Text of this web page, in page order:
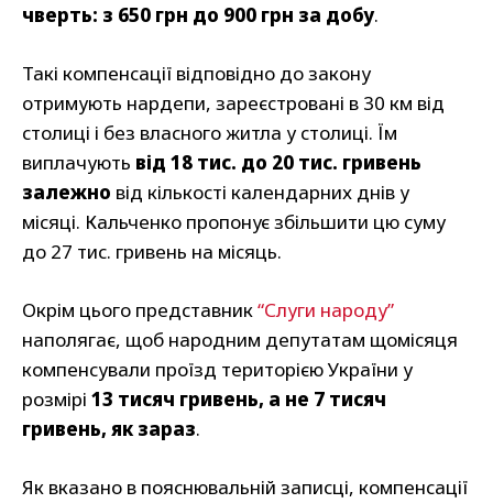
чверть: з 650 грн до 900 грн за добу.
Такі компенсації відповідно до закону
отримують нардепи, зареєстровані в 30 км від
столиці і без власного житла у столиці. Їм
виплачують від 18 тис. до 20 тис. гривень
залежно від кількості календарних днів у
місяці. Кальченко пропонує збільшити цю суму
до 27 тис. гривень на місяць.
Окрім цього представник“Слуги народу”
наполягає, щоб народним депутатам щомісяця
компенсували проїзд територією України у
розмірі 13 тисяч гривень, а не 7 тисяч
гривень, як зараз.
Як вказано в пояснювальній записці, компенсації